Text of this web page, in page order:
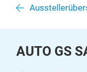
AUTO GS